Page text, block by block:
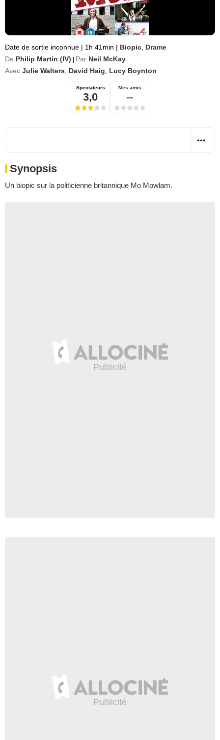
Date de sortie inconnue | 1h 41min | Biopic Drame
De Philip Martin (IV) Par Neil McKay
Avec Julie Walters David Haig Lucy Boynton
Spectateurs
3,0
Mes amis
--
Synopsis
Un biopic sur la politicienne britannique Mo Mowlam.